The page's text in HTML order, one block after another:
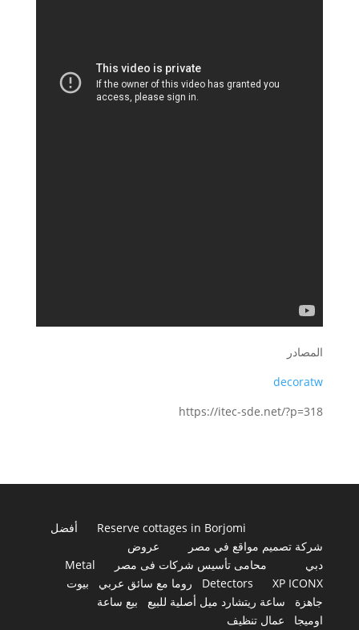
المصادر
decoratw
https://itec-sde.net/?p=318
Reserve cottages in Borjomi
أفضل
شركة تصميم مواقع في مصر
عروض
دبي
محامى تأسيس شركات فى مصر
Metal
Detectors
XP ICONX روما مع سائق عربي
بيوت
جاهزة
ساعة ريتشارد ميل أصلية للبيع
بيع ساعة
اوميجا
عمال تنظيف